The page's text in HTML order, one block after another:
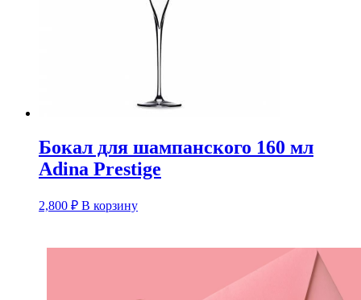
Бокал для шампанского 160 мл
Adina Prestige
2,800 ₽ В корзину